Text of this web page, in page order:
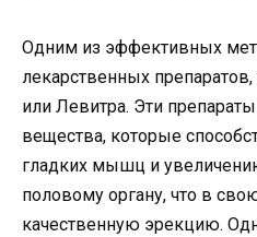
Одним из эффективных
лекарственных препаратов,
или Левитра. Эти
вещества, которые
гладких мышц и
половому органу, что в
качественную эрекцию.